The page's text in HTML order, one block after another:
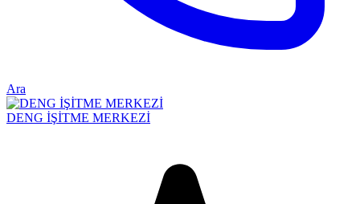
Ara
DENG İŞİTME MERKEZİ